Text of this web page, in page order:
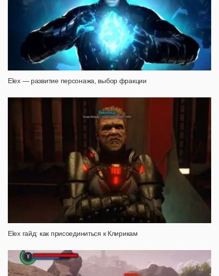
Elex — развитие персонажа, выбор фракции
Elex гайд: как присоединиться к Клирикам